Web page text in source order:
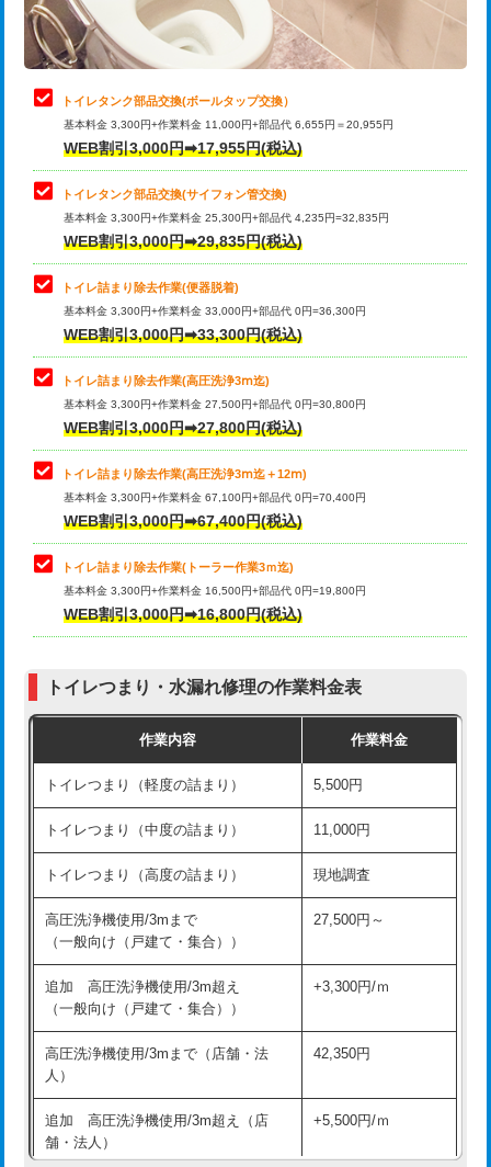
トイレタンク部品交換(ボールタップ交換）
基本料金 3,300円+作業料金 11,000円+部品代 6,655円＝20,955円
WEB割引3,000円➡17,955円(税込)
トイレタンク部品交換(サイフォン管交換)
基本料金 3,300円+作業料金 25,300円+部品代 4,235円=32,835円
WEB割引3,000円➡29,835円(税込)
トイレ詰まり除去作業(便器脱着)
基本料金 3,300円+作業料金 33,000円+部品代 0円=36,300円
WEB割引3,000円➡33,300円(税込)
トイレ詰まり除去作業(高圧洗浄3ⅿ迄)
基本料金 3,300円+作業料金 27,500円+部品代 0円=30,800円
WEB割引3,000円➡27,800円(税込)
トイレ詰まり除去作業(高圧洗浄3ⅿ迄＋12ⅿ)
基本料金 3,300円+作業料金 67,100円+部品代 0円=70,400円
WEB割引3,000円➡67,400円(税込)
トイレ詰まり除去作業(トーラー作業3ｍ迄)
基本料金 3,300円+作業料金 16,500円+部品代 0円=19,800円
WEB割引3,000円➡16,800円(税込)
トイレつまり・水漏れ修理の作業料金表
作業内容 作業料金
トイレつまり（軽度の詰まり） 5,500円
トイレつまり（中度の詰まり） 11,000円
トイレつまり（高度の詰まり） 現地調査
高圧洗浄機使用/3mまで
（一般向け（戸建て・集合））
27,500円～
追加 高圧洗浄機使用/3m超え
（一般向け（戸建て・集合））
+3,300円/ｍ
高圧洗浄機使用/3mまで（店舗・法
人）
42,350円
追加 高圧洗浄機使用/3m超え（店
舗・法人）
+5,500円/ｍ